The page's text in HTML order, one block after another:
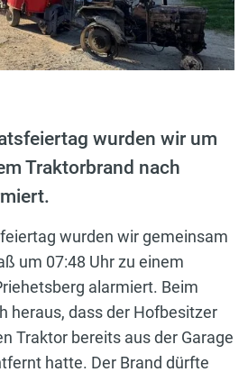
wurden wir um
Traktorbrand nach
wurden wir gemeinsam
um 07:48 Uhr zu einem
alarmiert. Beim
heraus, dass der Hofbesitzer
Traktor bereits aus der Garage
hatte. Der Brand dürfte